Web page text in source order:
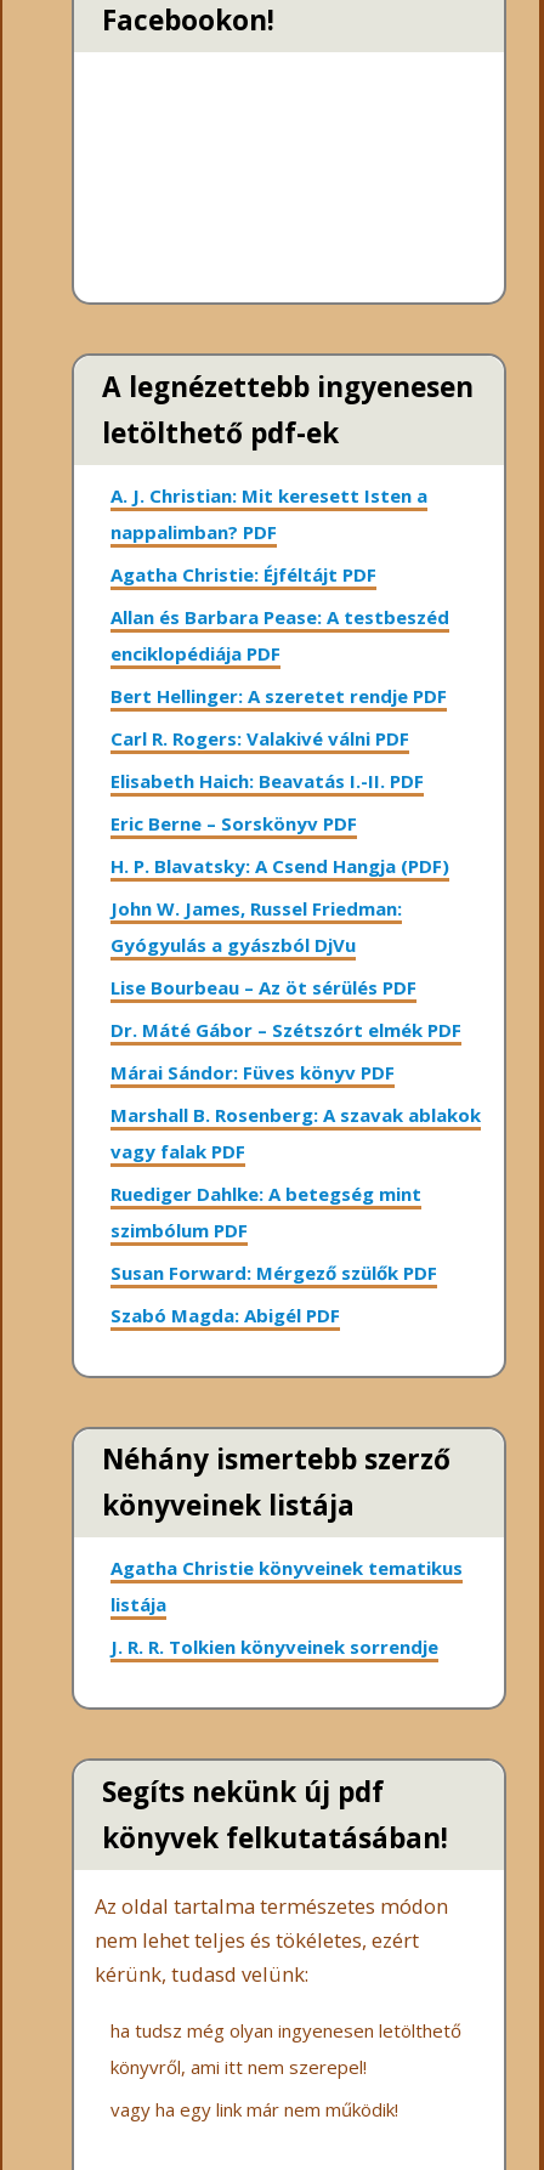
Facebookon!
A legnézettebb ingyenesen
letölthető pdf-ek
A. J. Christian: Mit keresett Isten a
nappalimban? PDF
Agatha Christie: Éjféltájt PDF
Allan és Barbara Pease: A testbeszéd
enciklopédiája PDF
Bert Hellinger: A ​szeretet rendje PDF
Carl R. Rogers: Valakivé válni PDF
Elisabeth Haich: Beavatás I.-II. PDF
Eric Berne – Sorskönyv PDF
H. P. Blavatsky: A Csend Hangja (PDF)
John W. James, Russel Friedman:
Gyógyulás a gyászból DjVu
Lise Bourbeau – Az öt sérülés PDF
Dr. Máté Gábor – Szétszórt elmék PDF
Márai Sándor: Füves könyv PDF
Marshall B. Rosenberg: A szavak ablakok
vagy falak PDF
Ruediger Dahlke: A betegség mint
szimbólum PDF
Susan Forward: Mérgező szülők PDF
Szabó Magda: Abigél PDF
Néhány ismertebb szerző
könyveinek listája
Agatha Christie könyveinek tematikus
listája
J. R. R. Tolkien könyveinek sorrendje
Segíts nekünk új pdf
könyvek felkutatásában!
Az oldal tartalma természetes módon
nem lehet teljes és tökéletes, ezért
kérünk, tudasd velünk:
ha tudsz még olyan ingyenesen letölthető
könyvről, ami itt nem szerepel!
vagy ha egy link már nem működik!